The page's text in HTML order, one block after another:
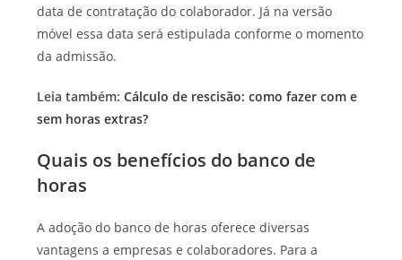
data de contratação do colaborador. Já na versão
móvel essa data será estipulada conforme o momento
da admissão.
Leia também:Cálculo de rescisão: como fazer com e
sem horas extras?
Quais os benefícios do banco de
horas
A adoção do banco de horas oferece diversas
vantagens a empresas e colaboradores. Para a